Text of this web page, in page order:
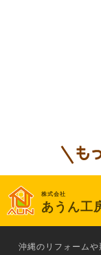
株式会社
あうん工
沖縄のリフォームや